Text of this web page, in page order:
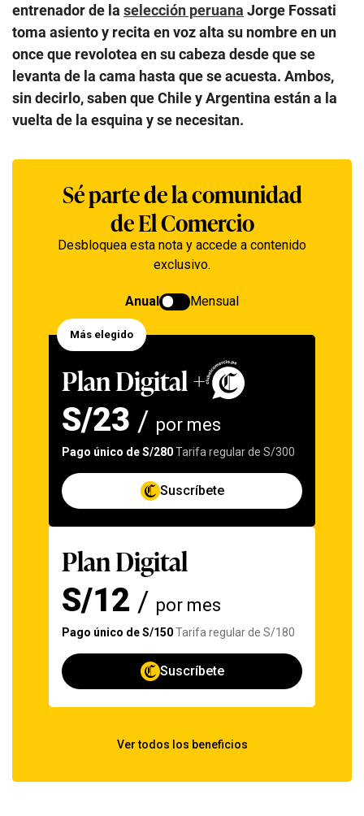
entrenador de la selección peruana Jorge Fossati
toma asiento y recita en voz alta su nombre en un
once que revolotea en su cabeza desde que se
levanta de la cama hasta que se acuesta. Ambos,
sin decirlo, saben que Chile y Argentina están a la
vuelta de la esquina y se necesitan.